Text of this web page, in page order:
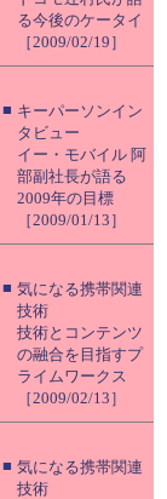
る今後のケータイ
［2009/02/19］
■ キーパーソンイン
タビュー
イー・モバイル 阿
部副社長が語る
2009年の目標
［2009/01/13］
■ 気になる携帯関連
技術
技術とコンテンツ
の融合を目指すプ
ライムワークス
［2009/02/13］
■ 気になる携帯関連
技術